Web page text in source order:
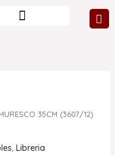
35CM (3607/12)
, Libreria